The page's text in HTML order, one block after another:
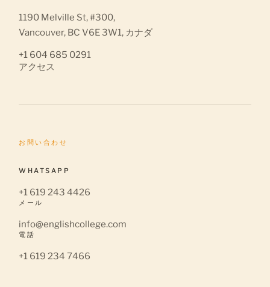
1190 Melville St, #300,
Vancouver, BC V6E 3W1, カナダ
+1 604 685 0291
アクセス
お問い合わせ
WHATSAPP
+1 619 243 4426
メール
info@englishcollege.com
電話
+1 619 234 7466